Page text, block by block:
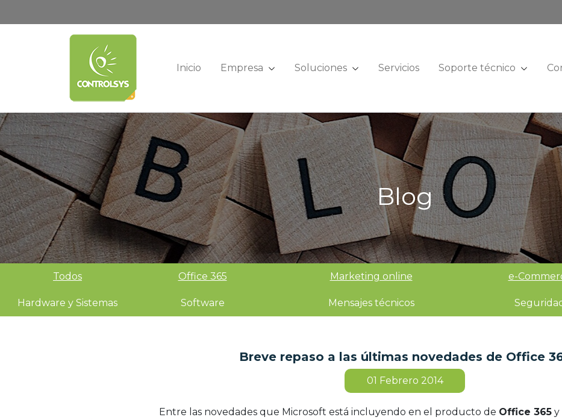
Inicio Empresa Soluciones Servicios Soporte técnico
Blog
Todos Office 365 Marketing online e-
Hardware y Sistemas Software Mensajes técnicos
Breve repaso a las últimas novedades de Office
01 Febrero 2014
Entre las novedades que Microsoft está incluyendo en el producto de Office 365 y